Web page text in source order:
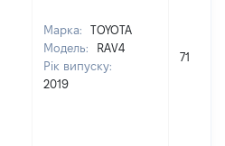
Марка:
TOYOTA
Модель:
RAV4
Рік випуску:
2019
714267